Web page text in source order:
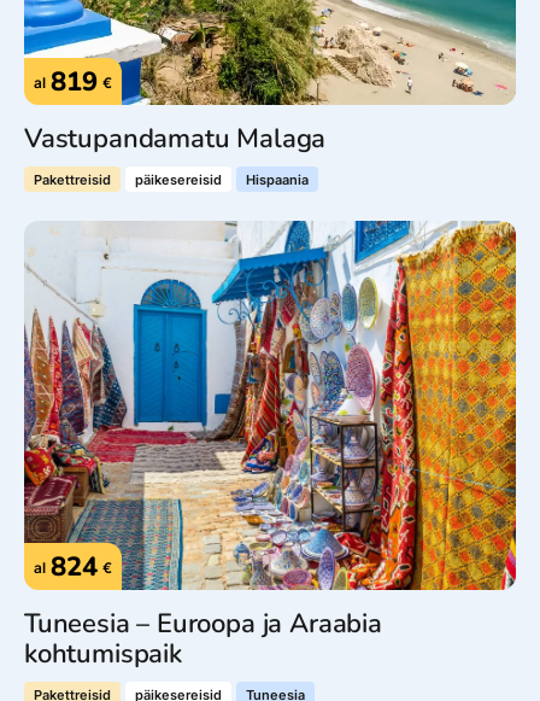
al 819 €
Vastupandamatu Malaga
Pakettreisid päikesereisid Hispaania
al 824 €
Tuneesia – Euroopa ja Araabia
kohtumispaik
Pakettreisid päikesereisid Tuneesia